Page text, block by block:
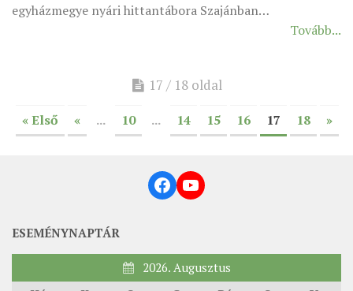
egyházmegye nyári hittantábora Szajánban…
Tovább...
17 / 18 oldal
« Első « ... 10 ... 14 15 16 17 18 »
Facebook
YouTube
ESEMÉNYNAPTÁR
2026. Augusztus